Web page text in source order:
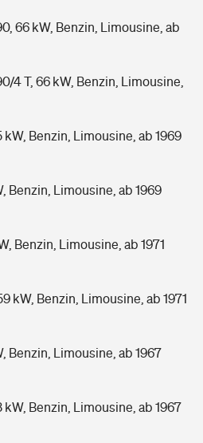
66 kW, Benzin, Limousine, ab
4 T, 66 kW, Benzin, Limousine,
Benzin, Limousine, ab 1969
Benzin, Limousine, ab 1969
Benzin, Limousine, ab 1971
kW, Benzin, Limousine, ab 1971
Benzin, Limousine, ab 1967
Benzin, Limousine, ab 1967